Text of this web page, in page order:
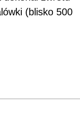
(blisko 500